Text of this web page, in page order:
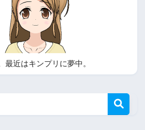
最近はキンプリに夢中。